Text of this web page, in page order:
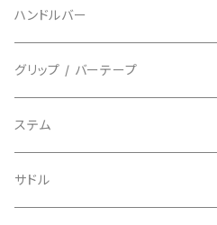
BIKEHAND/バイクハンド
BIO RACER/ビオレーサー
BIKEYOKE/バイクヨーク
BLACKBURN/ブラックバーン
フルフィンガー
シューズカバー
キャップ
その他
フラットペダル用
ビンディングペダル用
インソール
センサー
アクセサリー
カセットスプロケット
シフターマウント
ステムスペーサー
ケーブル類
ハンドルバー
ドロップハンドル
フラット/ライザーバー
グリップ / バーテープ
グリップ
バーテープ
ステム
サドル